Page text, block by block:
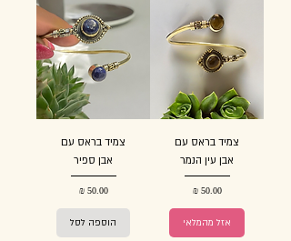
צמיד בראס עם
אבן עין הנמר
מחיר‏50.00 ‏₪
אזל מהמלאי
צמיד בראס עם
אבן ספיר
מחיר‏50.00 ‏₪
הוספה לסל